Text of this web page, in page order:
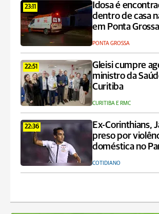
23:11
Idosa é
dentro de casa
em Ponta Grossa
PONTA GROSSA
22:51
Gleisi cumpre
ministro da
Curitiba
CURITIBA E RMC
22:36
Ex-Corinthians,
preso por
doméstica no
COTIDIANO